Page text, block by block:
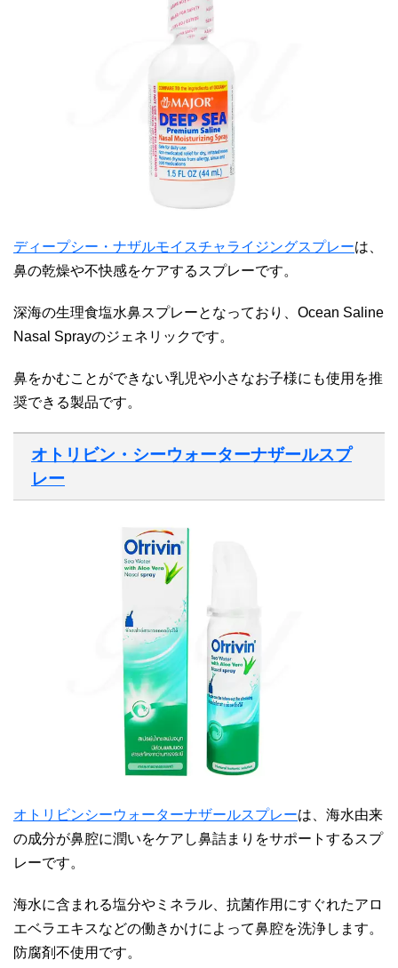
ディープシー・ナザルモイスチャライジングスプレーは、
鼻の乾燥や不快感をケアするスプレーです。
深海の生理食塩水鼻スプレーとなっており、Ocean Saline
Nasal Sprayのジェネリックです。
鼻をかむことができない乳児や小さなお子様にも使用を推
奨できる製品です。
オトリビン・シーウォーターナザールスプ
レー
オトリビンシーウォーターナザールスプレーは、海水由来
の成分が鼻腔に潤いをケアし鼻詰まりをサポートするスプ
レーです。
海水に含まれる塩分やミネラル、抗菌作用にすぐれたアロ
エベラエキスなどの働きかけによって鼻腔を洗浄します。
防腐剤不使用です。